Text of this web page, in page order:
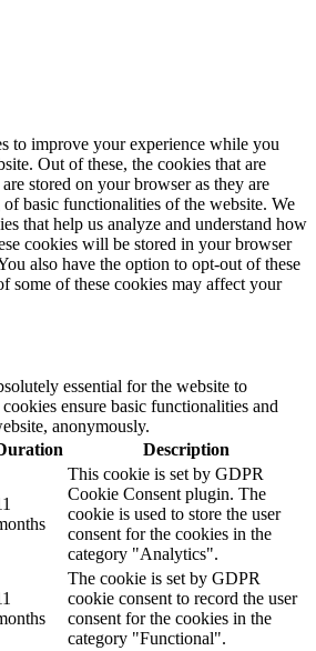
to improve your experience while you
Out of these, the cookies that are
stored on your browser as they are
basic functionalities of the website. We
that help us analyze and understand how
cookies will be stored in your browser
also have the option to opt-out of these
some of these cookies may affect your
essential for the website to
ensure basic functionalities and
anonymously.
Description
This cookie is set by GDPR
Cookie Consent plugin. The
cookie is used to store the user
consent for the cookies in the
category "Analytics".
The cookie is set by GDPR
cookie consent to record the user
consent for the cookies in the
category "Functional".